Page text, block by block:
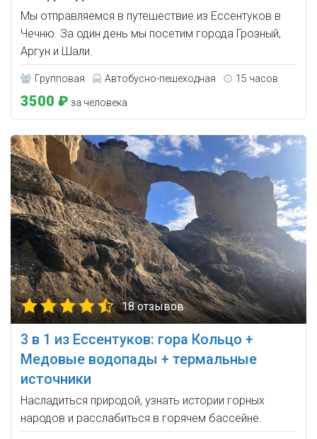
Мы отправляемся в путешествие из Ессентуков в
Чечню. За один день мы посетим города Грозный,
Аргун и Шали.
Групповая Автобусно-пешеходная 15 часов
3500 ₽ за человека
18 отзывов
3 в 1 из Ессентуков: гора Кольцо +
Медовые водопады + термальные
источники
Насладиться природой, узнать истории горных
народов и расслабиться в горячем бассейне.